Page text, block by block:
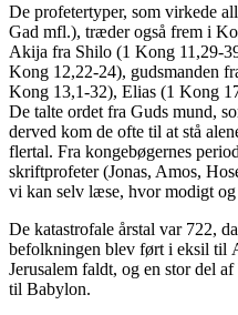
De profetertyper, som virkede
Gad mfl.), træder også frem i
Akija fra Shilo (1 Kong 11,29-
Kong 12,22-24), gudsmanden
Kong 13,1-32), Elias (1 Kong
De talte ordet fra Guds mund,
derved kom de ofte til at stå
flertal. Fra kongebøgernes
skriftprofeter (Jonas, Amos,
vi kan selv læse, hvor modigt
De katastrofale årstal var 722,
befolkningen blev ført i eksil til
Jerusalem faldt, og en stor del
til Babylon.